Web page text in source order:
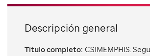
Descripción general
Título completo: CSIMEMPHIS: